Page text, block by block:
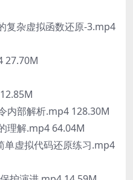
复杂虚拟函数还原-3.mp4
27.70M
内部解析.mp4 128.30M
理解.mp4 64.04M
虚拟代码还原练习.mp4